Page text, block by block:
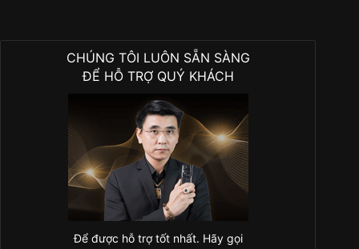
CHÚNG TÔI LUÔN SẴN SÀNG
ĐỂ HỖ TRỢ QUÝ KHÁCH
Để được hỗ trợ tốt nhất. Hãy gọi